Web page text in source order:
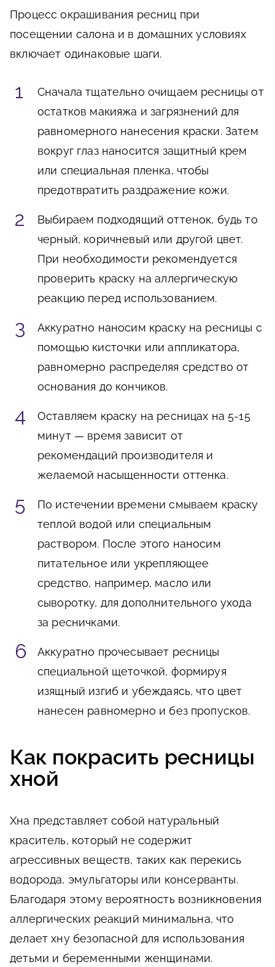
Процесс окрашивания ресниц при
посещении салона и в домашних условиях
включает одинаковые шаги.
Сначала тщательно очищаем ресницы от
остатков макияжа и загрязнений для
равномерного нанесения краски. Затем
вокруг глаз наносится защитный крем
или специальная пленка, чтобы
предотвратить раздражение кожи.
Выбираем подходящий оттенок, будь то
черный, коричневый или другой цвет.
При необходимости рекомендуется
проверить краску на аллергическую
реакцию перед использованием.
Аккуратно наносим краску на ресницы с
помощью кисточки или аппликатора,
равномерно распределяя средство от
основания до кончиков.
Оставляем краску на ресницах на 5-15
минут — время зависит от
рекомендаций производителя и
желаемой насыщенности оттенка.
По истечении времени смываем краску
теплой водой или специальным
раствором. После этого наносим
питательное или укрепляющее
средство, например, масло или
сыворотку, для дополнительного ухода
за ресничками.
Аккуратно прочесывает ресницы
специальной щеточкой, формируя
изящный изгиб и убеждаясь, что цвет
нанесен равномерно и без пропусков.
Как покрасить ресницы
хной
Хна представляет собой натуральный
краситель, который не содержит
агрессивных веществ, таких как перекись
водорода, эмульгаторы или консерванты.
Благодаря этому вероятность возникновения
аллергических реакций минимальна, что
делает хну безопасной для использования
детьми и беременными женщинами.